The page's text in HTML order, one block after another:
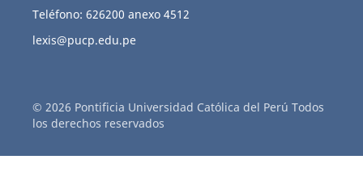
Teléfono: 626200 anexo 4512
lexis@pucp.edu.pe
© 2026 Pontificia Universidad Católica del Perú Todos
los derechos reservados